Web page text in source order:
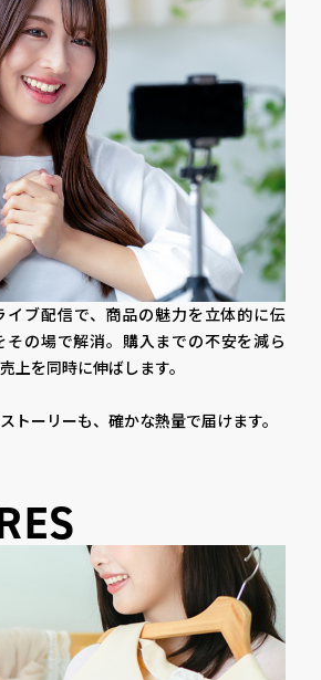
イブ配信で、商品の魅力を立体的に伝
その場で解消。購入までの不安を減ら
上を同時に伸ばします。
トーリーも、確かな熱量で届けます。